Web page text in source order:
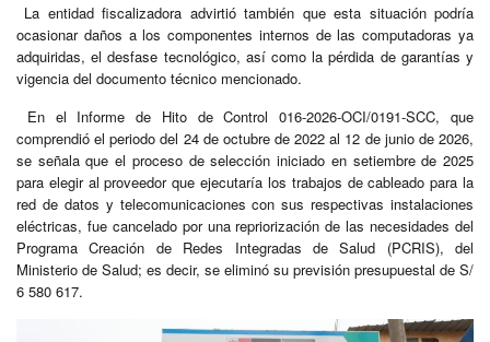
La entidad fiscalizadora advirtió también que esta situación podría
ocasionar daños a los componentes internos de las computadoras ya
adquiridas, el desfase tecnológico, así como la pérdida de garantías y
vigencia del documento técnico mencionado.
En el Informe de Hito de Control 016-2026-OCI/0191-SCC, que
comprendió el periodo del 24 de octubre de 2022 al 12 de junio de 2026,
se señala que el proceso de selección iniciado en setiembre de 2025
para elegir al proveedor que ejecutaría los trabajos de cableado para la
red de datos y telecomunicaciones con sus respectivas instalaciones
eléctricas, fue cancelado por una repriorización de las necesidades del
Programa Creación de Redes Integradas de Salud (PCRIS), del
Ministerio de Salud; es decir, se eliminó su previsión presupuestal de S/
6 580 617.